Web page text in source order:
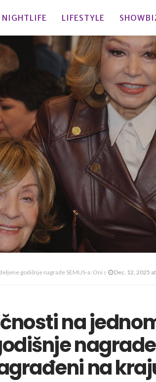
NIGHTLIFE LIFESTYLE
godišnje nagrade SEMUS-a: Oni su nagrađeni na
Dec. 12, 2025
na
nagrade
na